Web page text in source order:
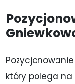
który polega